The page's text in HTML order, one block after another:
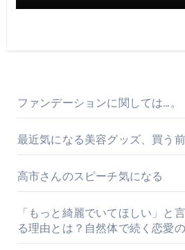
ファンデーションに関しては…。
最近気になる美容グッズ、買う
高市さんのスピーチ気になる
「もっと綺麗でいてほしい」と
る理由とは？自然体で続く恋愛